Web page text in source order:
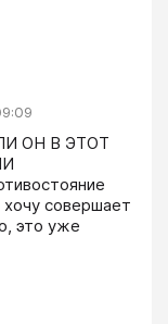
ОН В ЭТОТ
хочу совершает
это уже